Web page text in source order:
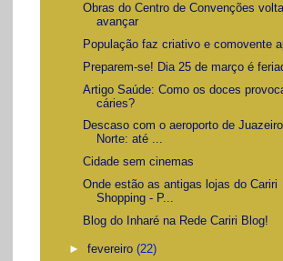
Obras do Centro de Convenções
avançar
População faz criativo e comovente
Preparem-se! Dia 25 de março é
Artigo Saúde: Como os doces
cáries?
Descaso com o aeroporto de
Norte: até ...
Cidade sem cinemas
Onde estão as antigas lojas do Cariri
Shopping - P...
Blog do Inharé na Rede Cariri Blog!
► fevereiro (22)